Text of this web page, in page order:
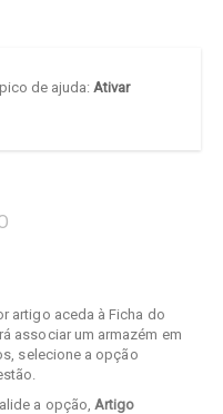
de ajuda: Ativar
artigo aceda à Ficha do
associar um armazém em
selecione a opção
a opção,Artigo